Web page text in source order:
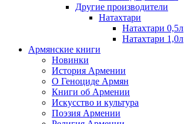
Другие производители
Натахтари
Натахтари 0,5л
Натахтари 1,0л
Армянские книги
Новинки
История Армении
О Геноциде Армян
Книги об Армении
Иcкусство и культура
Поэзия Армении